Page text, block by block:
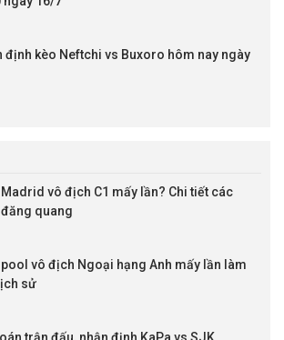
định kèo Neftchi vs Buxoro hôm nay ngày
Madrid vô địch C1 mấy lần? Chi tiết các
quang
vô địch Ngoại hạng Anh mấy lần làm
sử